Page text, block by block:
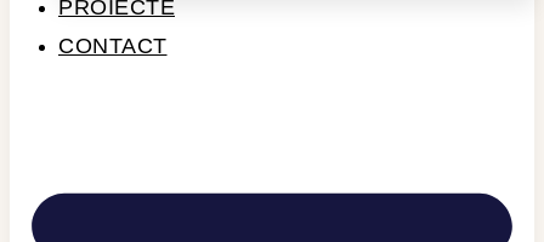
PROIECTE
CONTACT